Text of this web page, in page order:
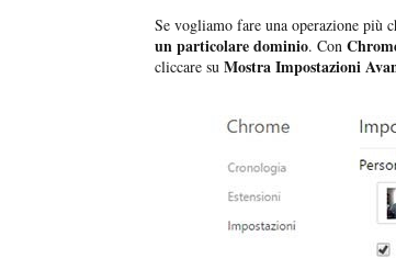
Se vogliamo fare una operazione più
un particolare dominio. Con
cliccare su Mostra Impostazioni